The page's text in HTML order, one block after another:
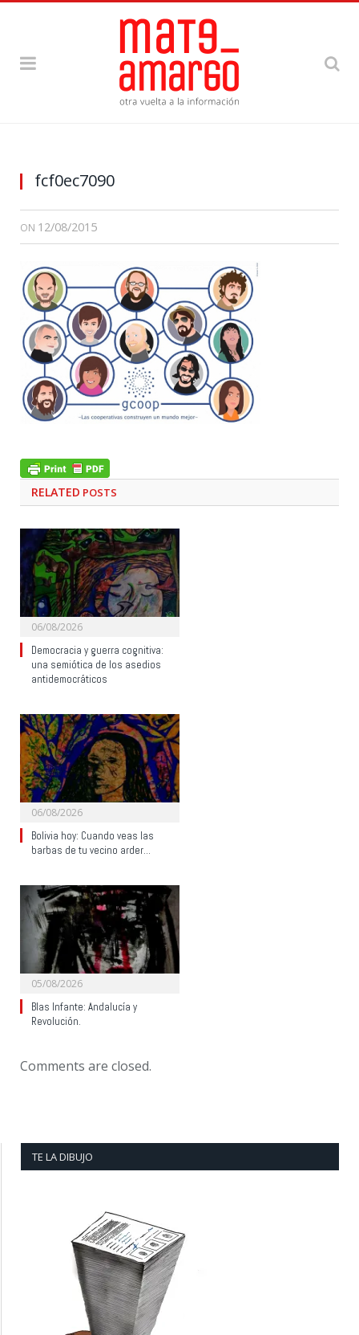
fcf0ec7090
ON 12/08/2015
RELATED POSTS
06/08/2026
Democracia y guerra cognitiva:
una semiótica de los asedios
antidemocráticos
06/08/2026
Bolivia hoy: Cuando veas las
barbas de tu vecino arder…
05/08/2026
Blas Infante: Andalucía y
Revolución.
Comments are closed.
TE LA DIBUJO